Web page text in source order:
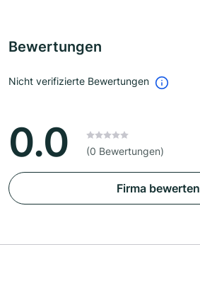
Bewertungen
Nicht verifizierte Bewertungen
0.0 (0 Bewertungen)
Firma bewerten